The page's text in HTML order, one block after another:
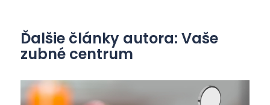
Ďalšie články autora: Vaše
zubné centrum